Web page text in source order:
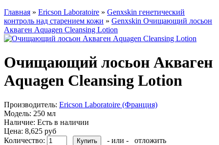
Главная » Ericson Laboratoire » Genxskin генетический
контроль над старением кожи » Genxskin Очищающий лосьон
Акваген Aquagen Cleansing Lotion
Очищающий лосьон Акваген
Aquagen Cleansing Lotion
Производитель: Ericson Laboratoire (Франция)
Модель: 250 мл
Наличие: Есть в наличии
Цена: 8,625 руб
Количество:
- или -
отложить